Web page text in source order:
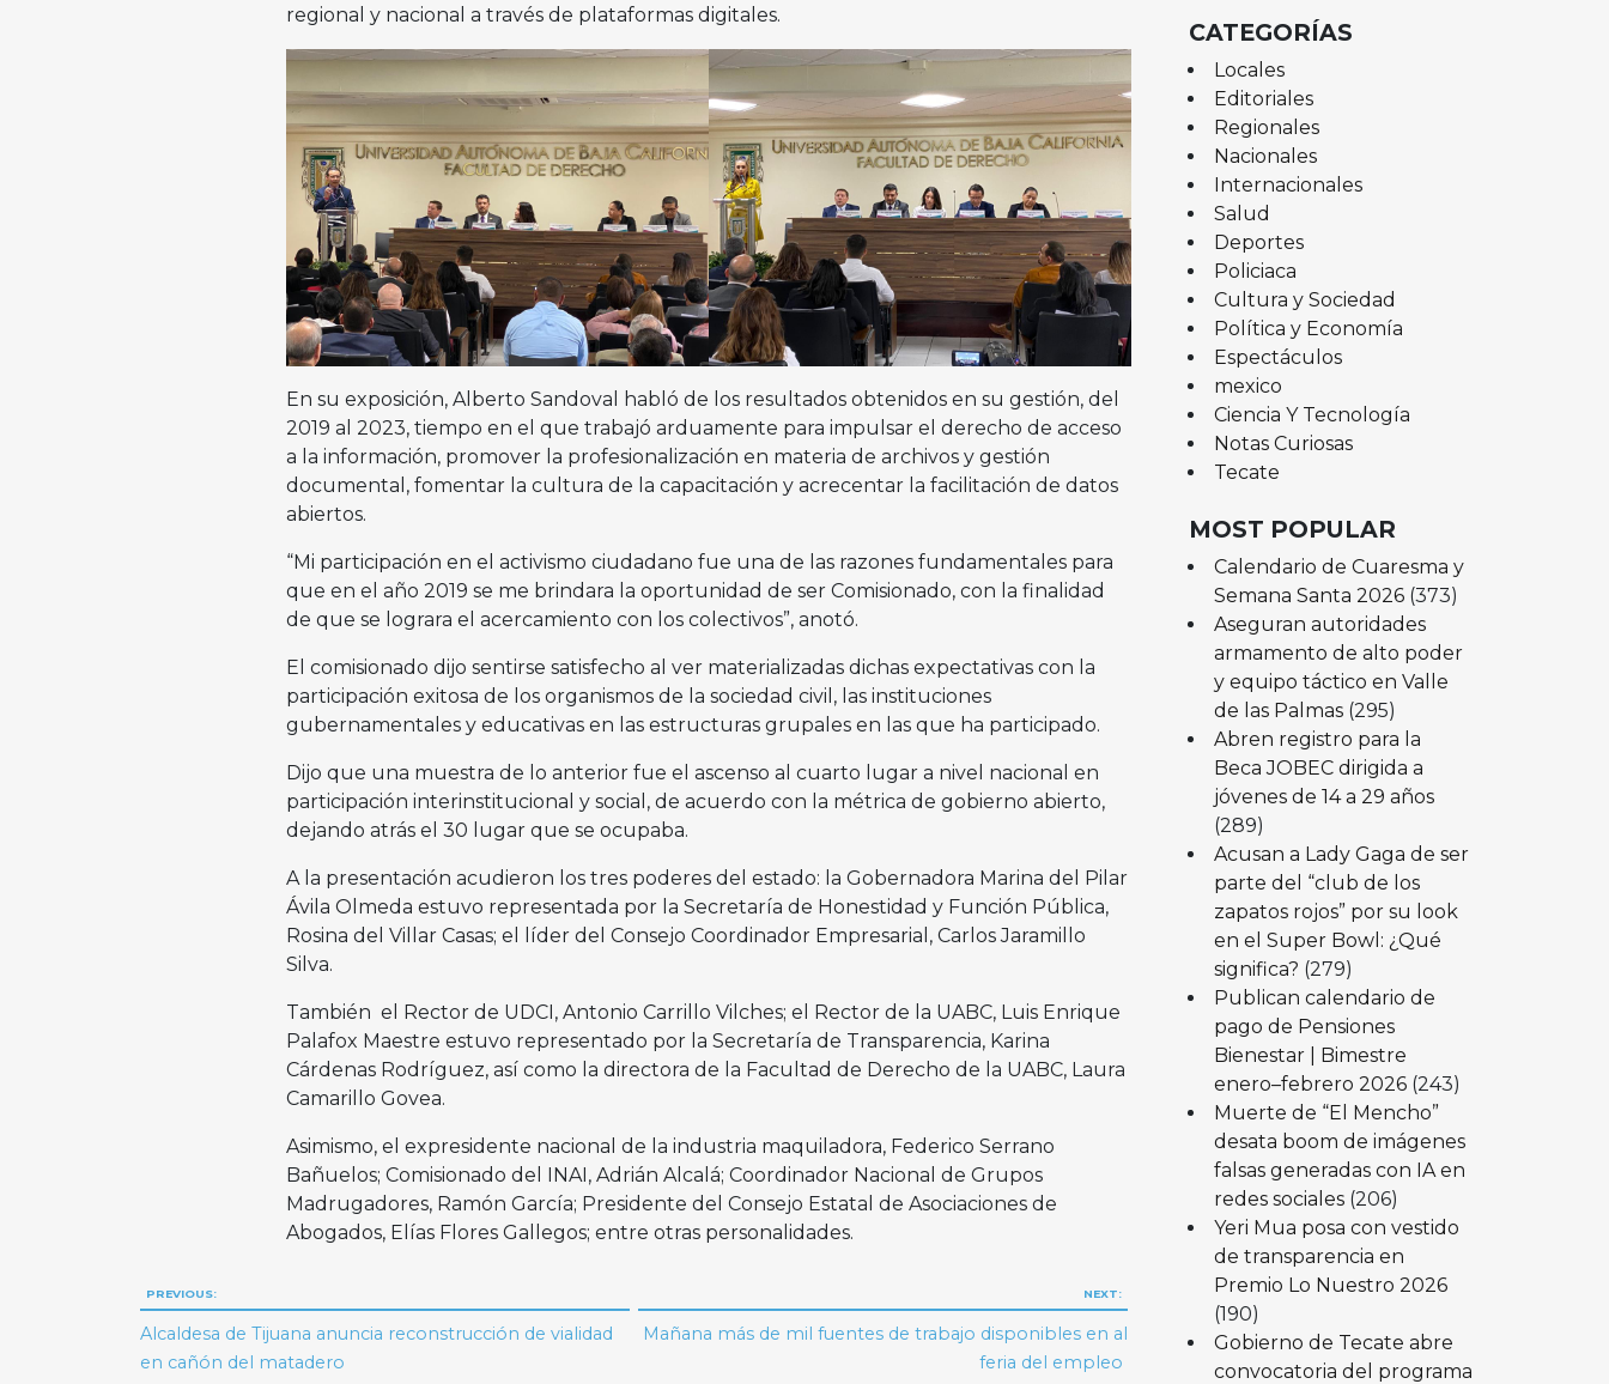
regional y nacional a través de plataformas digitales.
En su exposición, Alberto Sandoval habló de los resultados obtenidos en su gestión, del
2019 al 2023, tiempo en el que trabajó arduamente para impulsar el derecho de acceso
a la información, promover la profesionalización en materia de archivos y gestión
documental, fomentar la cultura de la capacitación y acrecentar la facilitación de datos
abiertos.
“Mi participación en el activismo ciudadano fue una de las razones fundamentales para
que en el año 2019 se me brindara la oportunidad de ser Comisionado, con la finalidad
de que se lograra el acercamiento con los colectivos”, anotó.
El comisionado dijo sentirse satisfecho al ver materializadas dichas expectativas con la
participación exitosa de los organismos de la sociedad civil, las instituciones
gubernamentales y educativas en las estructuras grupales en las que ha participado.
Dijo que una muestra de lo anterior fue el ascenso al cuarto lugar a nivel nacional en
participación interinstitucional y social, de acuerdo con la métrica de gobierno abierto,
dejando atrás el 30 lugar que se ocupaba.
A la presentación acudieron los tres poderes del estado: la Gobernadora Marina del Pilar
Ávila Olmeda estuvo representada por la Secretaría de Honestidad y Función Pública,
Rosina del Villar Casas; el líder del Consejo Coordinador Empresarial, Carlos Jaramillo
Silva.
También el Rector de UDCI, Antonio Carrillo Vilches; el Rector de la UABC, Luis Enrique
Palafox Maestre estuvo representado por la Secretaría de Transparencia, Karina
Cárdenas Rodríguez, así como la directora de la Facultad de Derecho de la UABC, Laura
Camarillo Govea.
Asimismo, el expresidente nacional de la industria maquiladora, Federico Serrano
Bañuelos; Comisionado del INAI, Adrián Alcalá; Coordinador Nacional de Grupos
Madrugadores, Ramón García; Presidente del Consejo Estatal de Asociaciones de
Abogados, Elías Flores Gallegos; entre otras personalidades.
Navegación
de
PREVIOUS:
Alcaldesa de Tijuana anuncia reconstrucción de vialidad
en cañón del matadero
NEXT:
Mañana más de mil fuentes de trabajo disponibles en al
feria del empleo
CATEGORÍAS
Locales
Editoriales
Regionales
Nacionales
Internacionales
Salud
Deportes
Policiaca
Cultura y Sociedad
Política y Economía
Espectáculos
mexico
Ciencia Y Tecnología
Notas Curiosas
Tecate
MOST POPULAR
Calendario de Cuaresma y
Semana Santa 2026 (373)
Aseguran autoridades
armamento de alto poder
y equipo táctico en Valle
de las Palmas (295)
Abren registro para la
Beca JOBEC dirigida a
jóvenes de 14 a 29 años
(289)
Acusan a Lady Gaga de ser
parte del “club de los
zapatos rojos” por su look
en el Super Bowl: ¿Qué
significa? (279)
Publican calendario de
pago de Pensiones
Bienestar | Bimestre
enero–febrero 2026 (243)
Muerte de “El Mencho”
desata boom de imágenes
falsas generadas con IA en
redes sociales (206)
Yeri Mua posa con vestido
de transparencia en
Premio Lo Nuestro 2026
(190)
Gobierno de Tecate abre
convocatoria del programa